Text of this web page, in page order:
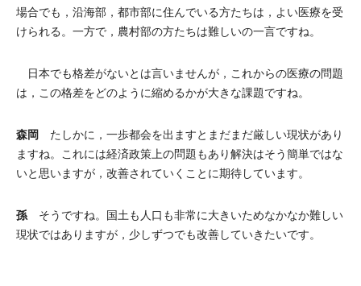
場合でも，沿海部，都市部に住んでいる方たちは，よい医療を受
けられる。一方で，農村部の方たちは難しいの一言ですね。
日本でも格差がないとは言いませんが，これからの医療の問題
は，この格差をどのように縮めるかが大きな課題ですね。
森岡 たしかに，一歩都会を出ますとまだまだ厳しい現状があり
ますね。これには経済政策上の問題もあり解決はそう簡単ではな
いと思いますが，改善されていくことに期待しています。
孫 そうですね。国土も人口も非常に大きいためなかなか難しい
現状ではありますが，少しずつでも改善していきたいです。